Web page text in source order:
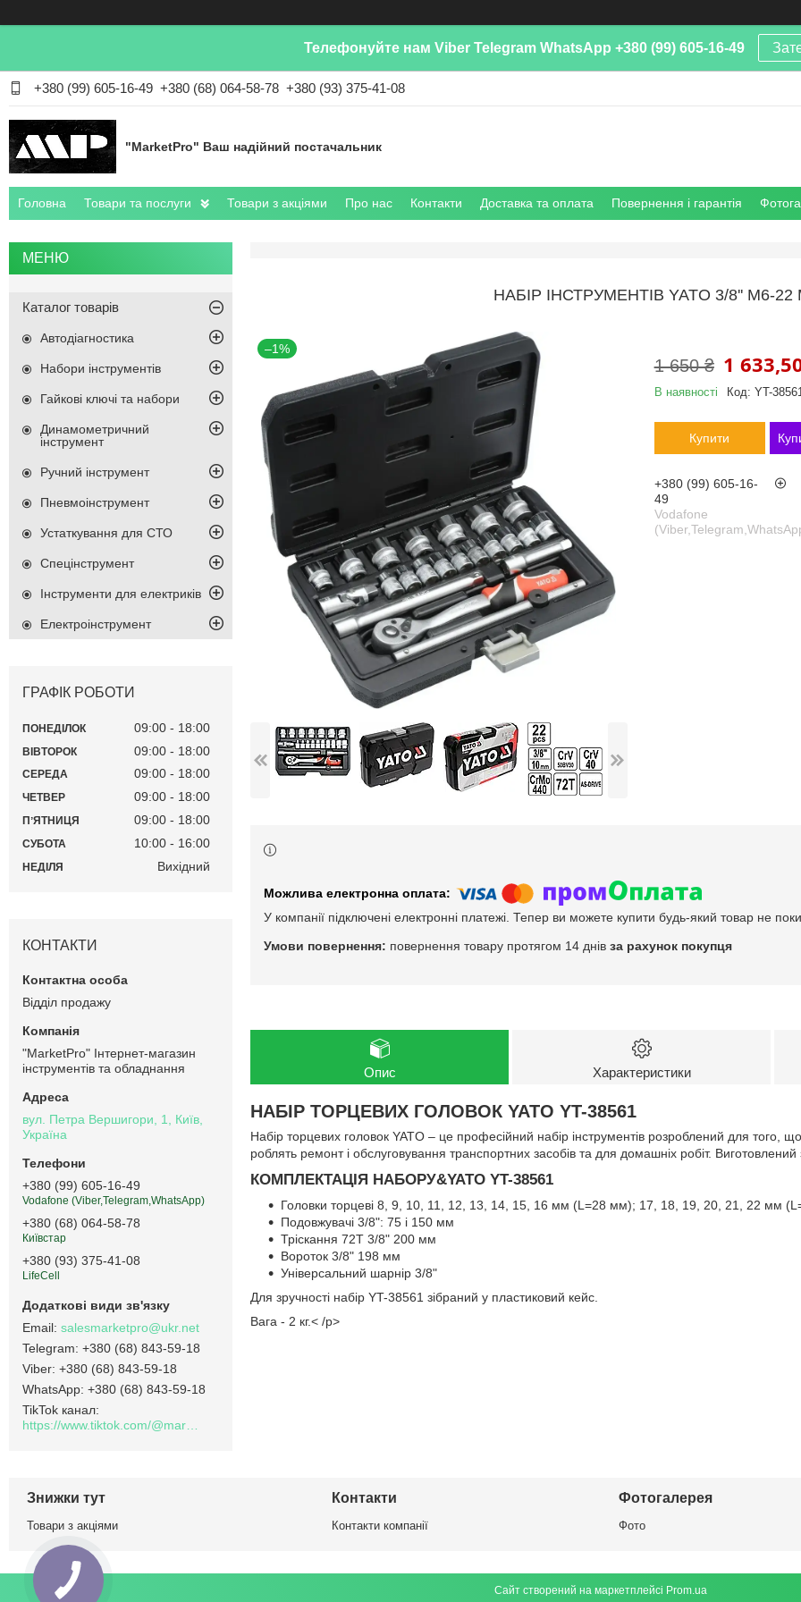
Телефонуйте нам Viber Telegram WhatsApp +380 (99) 605-16-49
+380 (99) 605-16-49 +380 (68) 064-58-78 +380 (93) 375-41-08
"MarketPro" Ваш надійний постачальник
Головна Товари та послуги Товари з акціями Про нас Контакти Доставка та оплата Повернення і гарантія
НАБІР ІНСТРУМЕНТІВ YATO 3/8'' М6-
–1%
1 650 ₴ 1
В наявності Код: YT-
Купити
+380 (99) 605-16-
49
Vodafone
У компанії підключені електронні платежі. Тепер ви можете купити будь-який товар не
повернення товару протягом 14 днів за рахунок покупця
Опис Характеристики
НАБІР ТОРЦЕВИХ ГОЛОВОК YATO YT-38561
Набір торцевих головок YATO – це професійний набір інструментів розроблений для того,
роблять ремонт і обслуговування транспортних засобів та для домашніх робіт. Виготовлений
КОМПЛЕКТАЦІЯ НАБОРУ&YATO YT-38561
Головки торцеві 8, 9, 10, 11, 12, 13, 14, 15, 16 мм (L=28 мм); 17, 18, 19, 20, 21, 22 мм
Подовжувачі 3/8": 75 і 150 мм
Тріскання 72T 3/8" 200 мм
Вороток 3/8" 198 мм
Універсальний шарнір 3/8"
Для зручності набір YT-38561 зібраний у пластиковий кейс.
Вага - 2 кг.< /p>
Каталог товарів
Автодіагностика
Набори інструментів
Гайкові ключі та набори
Динамометричний
інструмент
Ручний інструмент
Пневмоінструмент
Устаткування для СТО
Спецінструмент
Інструменти для електриків
Електроінструмент
ГРАФІК РОБОТИ
ПОНЕДІЛОК 09:00 18:00
ВІВТОРОК 09:00 18:00
СЕРЕДА 09:00 18:00
ЧЕТВЕР 09:00 18:00
ПʼЯТНИЦЯ 09:00 18:00
СУБОТА 10:00 16:00
НЕДІЛЯ Вихідний
КОНТАКТИ
Відділ продажу
"MarketPro" Інтернет-магазин
інструментів та обладнання
вул. Петра Вершигори, 1, Київ,
Україна
+380 (99) 605-16-49
Vodafone (Viber,Telegram,WhatsApp)
+380 (68) 064-58-78
Київстар
+380 (93) 375-41-08
LifeCell
salesmarketpro@ukr.net
+380 (68) 843-59-18
+380 (68) 843-59-18
+380 (68) 843-59-18
TikTok канал
Знижки тут
Товари з акціями
Контакти
Контакти компанії
Фотогалерея
Фото
Сайт створений на маркетплейсі Prom.ua